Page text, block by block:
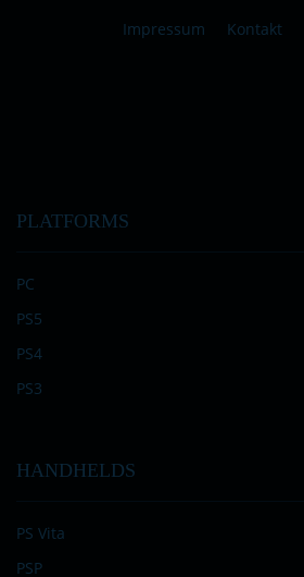
Impressum Kontakt
PLATFORMS
PC
PS5
PS4
PS3
HANDHELDS
PS Vita
PSP